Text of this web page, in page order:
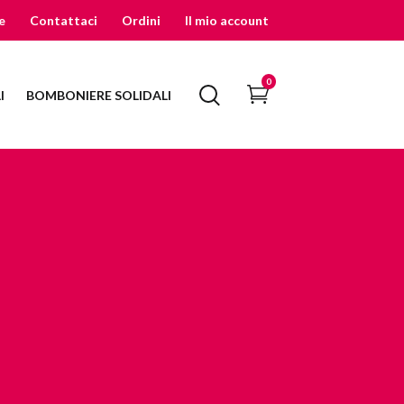
Contattaci Ordini Il mio account
BOMBONIERE SOLIDALI
0